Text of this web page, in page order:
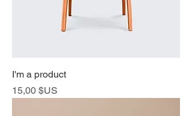
I'm a product
Prix
15,00 $US